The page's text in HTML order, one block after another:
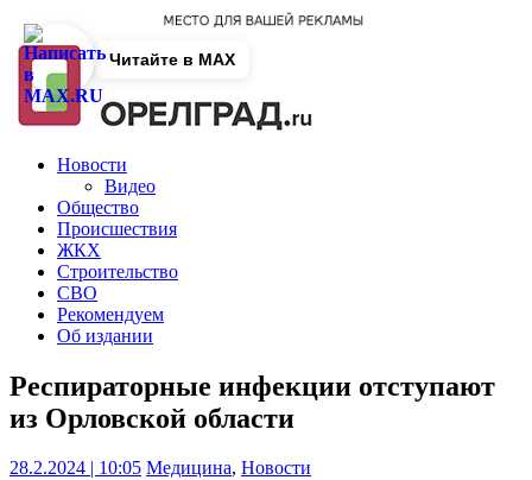
Новости
Видео
Общество
Происшествия
ЖКХ
Строительство
СВО
Рекомендуем
Об издании
Респираторные инфекции отступают
из Орловской области
28.2.2024 | 10:05 Медицина, Новости
Читайте в MAX